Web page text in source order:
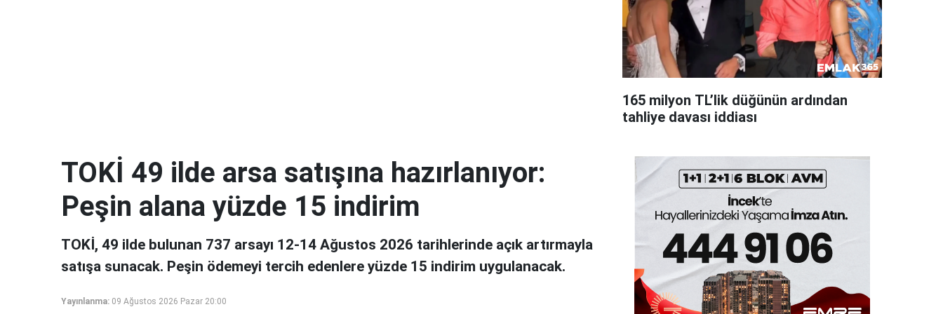
165 milyon TL’lik düğünün ardından
tahliye davası iddiası
TOKİ 49 ilde arsa satışına hazırlanıyor:
Peşin alana yüzde 15 indirim
TOKİ, 49 ilde bulunan 737 arsayı 12-14 Ağustos 2026 tarihlerinde açık artırmayla
satışa sunacak. Peşin ödemeyi tercih edenlere yüzde 15 indirim uygulanacak.
Yayınlanma: 09 Ağustos 2026 Pazar 20:00